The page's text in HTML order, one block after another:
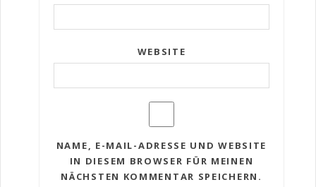
WEBSITE
NAME, E-MAIL-ADRESSE UND WEBSITE
IN DIESEM BROWSER FÜR MEINEN
NÄCHSTEN KOMMENTAR SPEICHERN.